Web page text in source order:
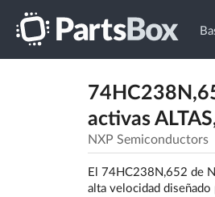
activas
NXP Semiconductors
El 74HC238N,652 de
alta velocidad diseñado